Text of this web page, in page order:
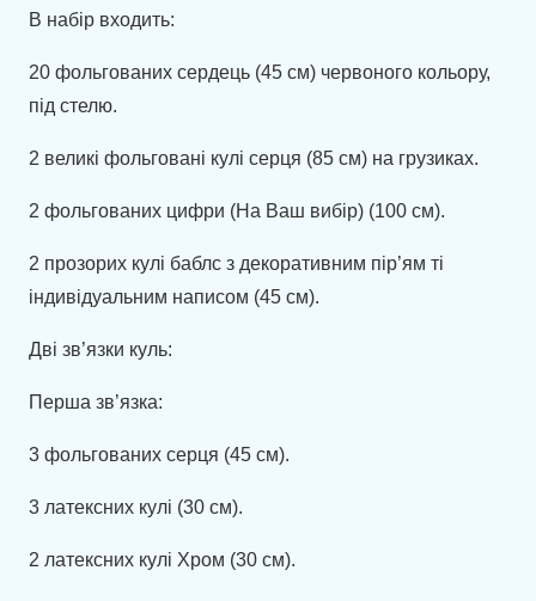
В набір входить:
20 фольгованих сердець (45 см) червоного кольору,
під стелю.
2 великі фольговані кулі серця (85 см) на грузиках.
2 фольгованих цифри (На Ваш вибір) (100 см).
2 прозорих кулі баблс з декоративним пір’ям ті
індивідуальним написом (45 см).
Дві зв’язки куль:
Перша зв’язка:
3 фольгованих серця (45 см).
3 латексних кулі (30 см).
2 латексних кулі Хром (30 см).